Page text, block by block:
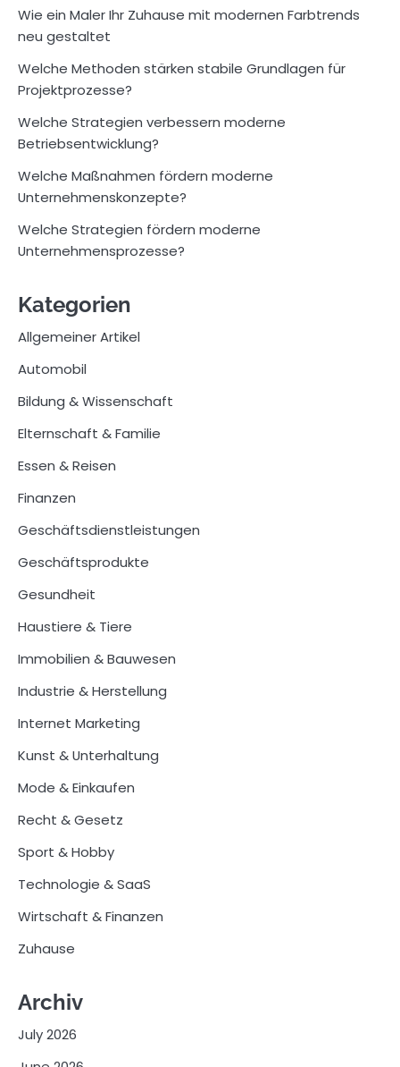
Wie ein Maler Ihr Zuhause mit modernen Farbtrends
neu gestaltet
Welche Methoden stärken stabile Grundlagen für
Projektprozesse?
Welche Strategien verbessern moderne
Betriebsentwicklung?
Welche Maßnahmen fördern moderne
Unternehmenskonzepte?
Welche Strategien fördern moderne
Unternehmensprozesse?
Kategorien
Allgemeiner Artikel
Automobil
Bildung & Wissenschaft
Elternschaft & Familie
Essen & Reisen
Finanzen
Geschäftsdienstleistungen
Geschäftsprodukte
Gesundheit
Haustiere & Tiere
Immobilien & Bauwesen
Industrie & Herstellung
Internet Marketing
Kunst & Unterhaltung
Mode & Einkaufen
Recht & Gesetz
Sport & Hobby
Technologie & SaaS
Wirtschaft & Finanzen
Zuhause
Archiv
July 2026